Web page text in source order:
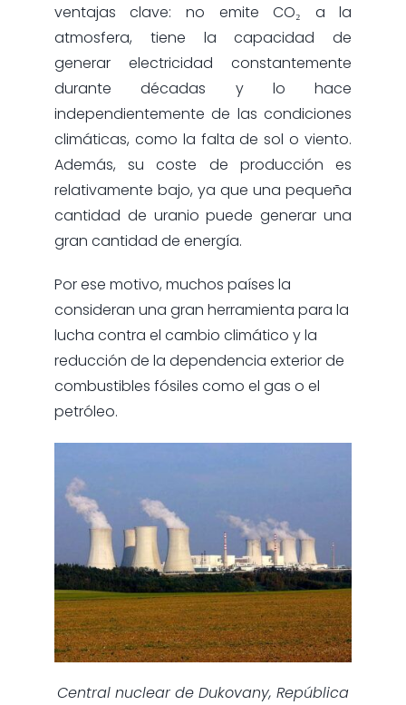
ventajas clave: no emite CO₂ a la
atmosfera, tiene la capacidad de
generar electricidad constantemente
durante décadas y lo hace
independientemente de las condiciones
climáticas, como la falta de sol o viento.
Además, su coste de producción es
relativamente bajo, ya que una pequeña
cantidad de uranio puede generar una
gran cantidad de energía.
Por ese motivo, muchos países la
consideran una gran herramienta para la
lucha contra el cambio climático y la
reducción de la dependencia exterior de
combustibles fósiles como el gas o el
petróleo.
Central nuclear de Dukovany, República